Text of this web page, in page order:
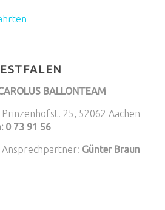
BALLONTEAM
25, 52062 Aachen
0 73 91 56
Günter Braun